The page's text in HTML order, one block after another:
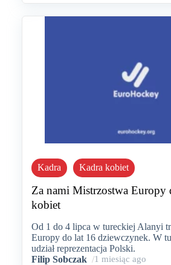
Kadra Kadra kobiet
Za nami Mistrzostwa Europy
kobiet
Od 1 do 4 lipca w tureckiej Alanyi
Europy do lat 16 dziewczynek. W
udział reprezentacja Polski.
Filip Sobczak /1 miesiąc ago